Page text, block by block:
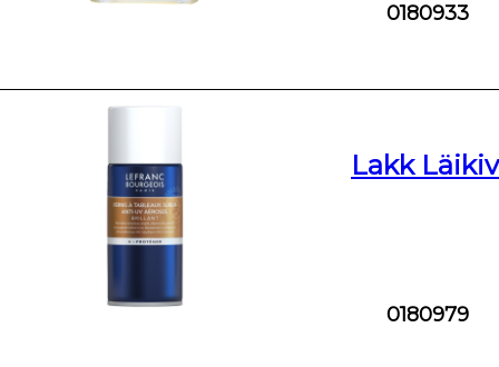
0180933
Lakk
0180979